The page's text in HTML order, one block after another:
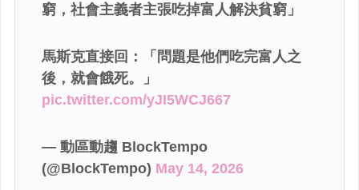
窮，社會主義者主張吃掉富人解決貧窮」
馬斯克直接回：「問題是他們吃完富人之
後，就會餓死。」
pic.twitter.com/yJI5WCJ667
— 動區動趨 BlockTempo
(@BlockTempo) May 14, 2026